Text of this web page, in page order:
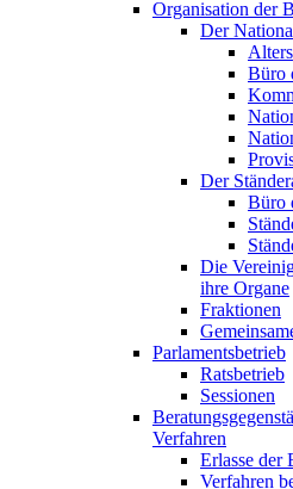
Organisation der
Der
Büro
Der
Büro
Die
ihre Organe
Fraktionen
Parlamentsbetrieb
Ratsbetrieb
Sessionen
Verfahren
Erlasse der
Verfahren